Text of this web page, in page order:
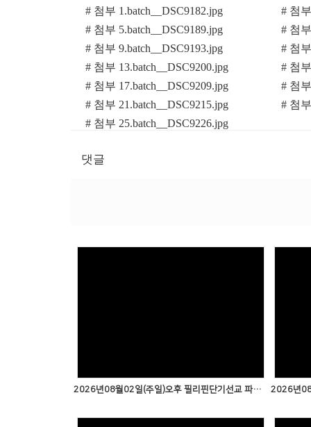
# 첨부 1.batch__DSC9182.jpg
# 첨
# 첨부 5.batch__DSC9189.jpg
# 첨
# 첨부 9.batch__DSC9193.jpg
# 첨
# 첨부 13.batch__DSC9200.jpg
# 첨
# 첨부 17.batch__DSC9209.jpg
# 첨
# 첨부 21.batch__DSC9215.jpg
# 첨
# 첨부 25.batch__DSC9226.jpg
댓글
2026년08월02일(주일)오후 필리핀단기선교 파송예배2